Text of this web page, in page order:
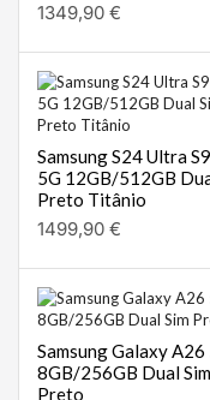
1349,90 €
Samsung S24 Ultra
5G 12GB/512GB
Preto Titânio
1499,90 €
Samsung Galaxy A26
8GB/256GB Dual Sim
Preto